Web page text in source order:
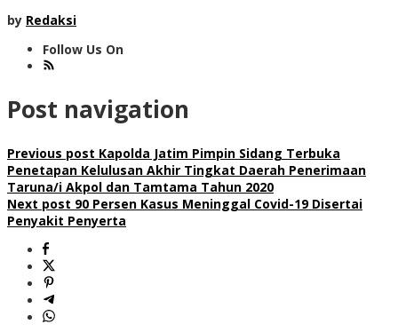
by Redaksi
Follow Us On
Post navigation
Previous post Kapolda Jatim Pimpin Sidang Terbuka
Penetapan Kelulusan Akhir Tingkat Daerah Penerimaan
Taruna/i Akpol dan Tamtama Tahun 2020
Next post 90 Persen Kasus Meninggal Covid-19 Disertai
Penyakit Penyerta